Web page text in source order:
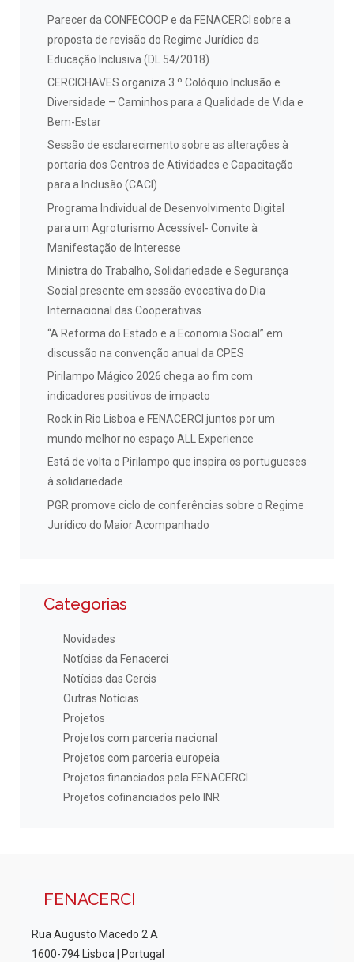
Parecer da CONFECOOP e da FENACERCI sobre a
proposta de revisão do Regime Jurídico da
Educação Inclusiva (DL 54/2018)
CERCICHAVES organiza 3.º Colóquio Inclusão e
Diversidade – Caminhos para a Qualidade de Vida e
Bem-Estar
Sessão de esclarecimento sobre as alterações à
portaria dos Centros de Atividades e Capacitação
para a Inclusão (CACI)
Programa Individual de Desenvolvimento Digital
para um Agroturismo Acessível- Convite à
Manifestação de Interesse
Ministra do Trabalho, Solidariedade e Segurança
Social presente em sessão evocativa do Dia
Internacional das Cooperativas
“A Reforma do Estado e a Economia Social” em
discussão na convenção anual da CPES
Pirilampo Mágico 2026 chega ao fim com
indicadores positivos de impacto
Rock in Rio Lisboa e FENACERCI juntos por um
mundo melhor no espaço ALL Experience
Está de volta o Pirilampo que inspira os portugueses
à solidariedade
PGR promove ciclo de conferências sobre o Regime
Jurídico do Maior Acompanhado
Categorias
Novidades
Notícias da Fenacerci
Notícias das Cercis
Outras Notícias
Projetos
Projetos com parceria nacional
Projetos com parceria europeia
Projetos financiados pela FENACERCI
Projetos cofinanciados pelo INR
FENACERCI
Rua Augusto Macedo 2 A
1600-794 Lisboa | Portugal